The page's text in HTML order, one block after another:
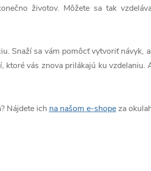
životov. Môžete sa tak
Snaží sa vám pomôcť vytvoriť návyk,
ktoré vás znova prilákajú ku
Nájdete ich na našom e-shopeza